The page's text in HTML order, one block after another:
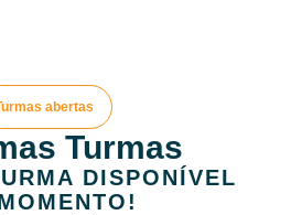
abertas
Turmas
DISPONÍVEL